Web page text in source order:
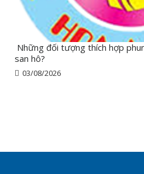
Những đối tượng thích hợp
san hô?
03/08/2026